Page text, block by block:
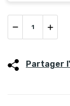
Partager